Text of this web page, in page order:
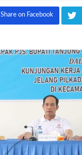
Share on Facebook